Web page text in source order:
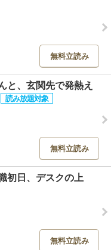
無料立読み
と、玄関先で発熱え
無料立読み
初日、デスクの上
無料立読み